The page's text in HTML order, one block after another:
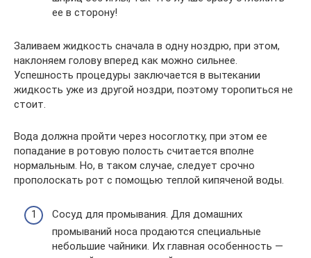
ее в сторону!
Заливаем жидкость сначала в одну ноздрю, при этом,
наклоняем голову вперед как можно сильнее.
Успешность процедуры заключается в вытекании
жидкость уже из другой ноздри, поэтому торопиться не
стоит.
Вода должна пройти через носоглотку, при этом ее
попадание в ротовую полость считается вполне
нормальным. Но, в таком случае, следует срочно
прополоскать рот с помощью теплой кипяченой воды.
Сосуд для промывания. Для домашних
промываний носа продаются специальные
небольшие чайники. Их главная особенность —